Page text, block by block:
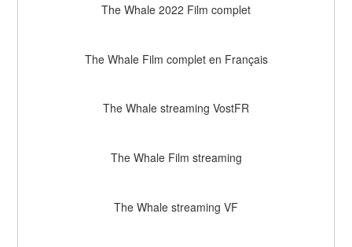
The Whale 2022 Film complet
The Whale Film complet en Français
The Whale streaming VostFR
The Whale Film streaming
The Whale streaming VF